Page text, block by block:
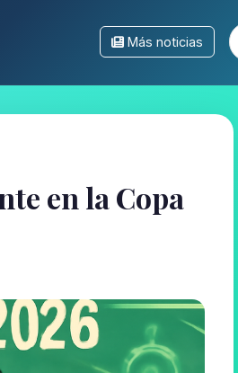
Más noticias
en la Copa